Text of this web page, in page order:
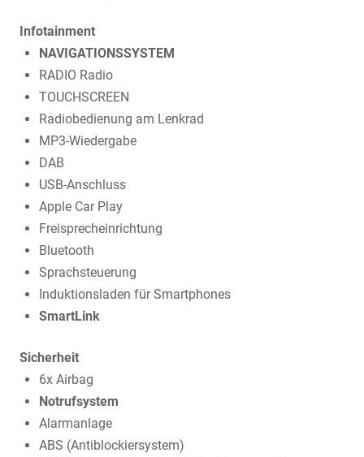
Infotainment
NAVIGATIONSSYSTEM
RADIO Radio
TOUCHSCREEN
Radiobedienung am Lenkrad
MP3-Wiedergabe
DAB
USB-Anschluss
Apple Car Play
Freisprecheinrichtung
Bluetooth
Sprachsteuerung
Induktionsladen für Smartphones
SmartLink
Sicherheit
6x Airbag
Notrufsystem
Alarmanlage
ABS (Antiblockiersystem)